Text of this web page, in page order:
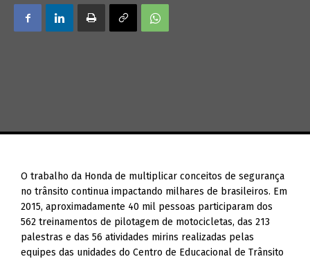
O trabalho da Honda de multiplicar conceitos de segurança
no trânsito continua impactando milhares de brasileiros. Em
2015, aproximadamente 40 mil pessoas participaram dos
562 treinamentos de pilotagem de motocicletas, das 213
palestras e das 56 atividades mirins realizadas pelas
equipes das unidades do Centro de Educacional de Trânsito